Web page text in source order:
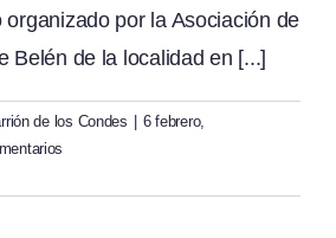
por la Asociación de
Belén de la localidad en [...]
de los Condes
6 febrero,